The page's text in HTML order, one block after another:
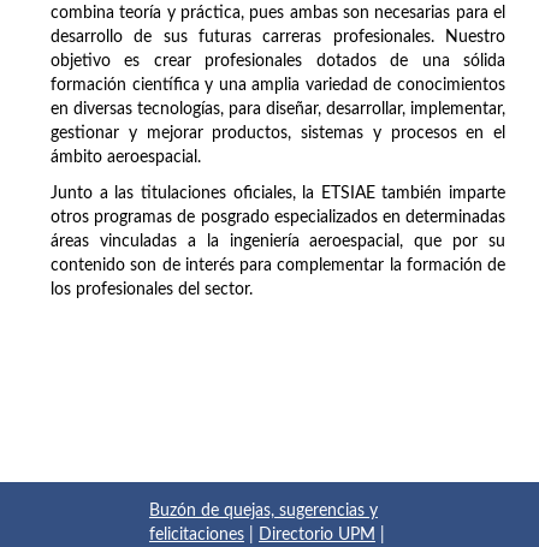
combina teoría y práctica, pues ambas son necesarias para el
desarrollo de sus futuras carreras profesionales. Nuestro
objetivo es crear profesionales dotados de una sólida
formación científica y una amplia variedad de conocimientos
en diversas tecnologías, para diseñar, desarrollar, implementar,
gestionar y mejorar productos, sistemas y procesos en el
ámbito aeroespacial.
Junto a las titulaciones oficiales, la ETSIAE también imparte
otros programas de posgrado especializados en determinadas
áreas vinculadas a la ingeniería aeroespacial, que por su
contenido son de interés para complementar la formación de
los profesionales del sector.
Buzón de quejas, sugerencias y
felicitaciones
Directorio UPM